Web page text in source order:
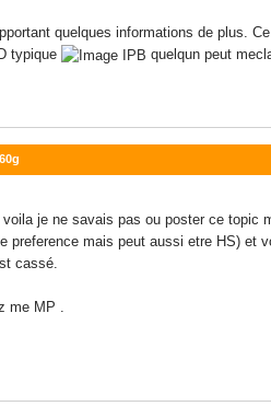
quelques informations de plus.
typique
quelqun peut
je ne savais pas ou poster ce topic
preference mais peut aussi etre HS) et
cassé.
me MP .